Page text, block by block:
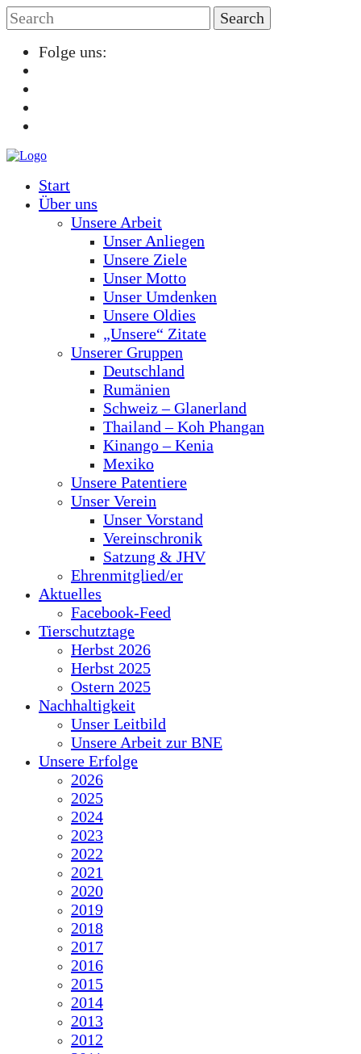
Folge uns:
Start
Über uns
Unsere Arbeit
Unser Anliegen
Unsere Ziele
Unser Motto
Unser Umdenken
Unsere Oldies
„Unsere“ Zitate
Unserer Gruppen
Deutschland
Rumänien
Schweiz – Glanerland
Thailand – Koh Phangan
Kinango – Kenia
Mexiko
Unsere Patentiere
Unser Verein
Unser Vorstand
Vereinschronik
Satzung & JHV
Ehrenmitglied/er
Aktuelles
Facebook-Feed
Tierschutztage
Herbst 2026
Herbst 2025
Ostern 2025
Nachhaltigkeit
Unser Leitbild
Unsere Arbeit zur BNE
Unsere Erfolge
2026
2025
2024
2023
2022
2021
2020
2019
2018
2017
2016
2015
2014
2013
2012